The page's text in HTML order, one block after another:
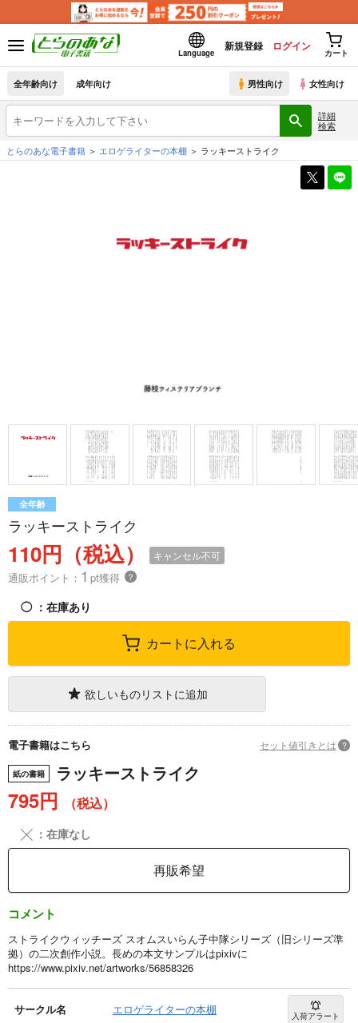
Language
新規登録 ログイン
カート
全年齢向け 成年向け 男性向け 女性向け
詳細
検索
とらのあな電子書籍
エロゲライターの本棚 ラッキーストライク
全年齢
ラッキーストライク
110円（税込） キャンセル不可
通販ポイント： 1 pt獲得 ？
◯ ：在庫あり
カートに入れる
欲しいものリストに追加
電子書籍はこちら セット値引きとは ?
紙の書籍 ラッキーストライク
795円 （税込）
╳ ：在庫なし
再販希望
コメント
ストライクウィッチーズ スオムスいらん子中隊シリーズ（旧シリーズ準
拠）の二次創作小説。長めの本文サンプルはpixivに
https://www.pixiv.net/artworks/56858326
サークル名 エロゲライターの本棚 入荷アラート